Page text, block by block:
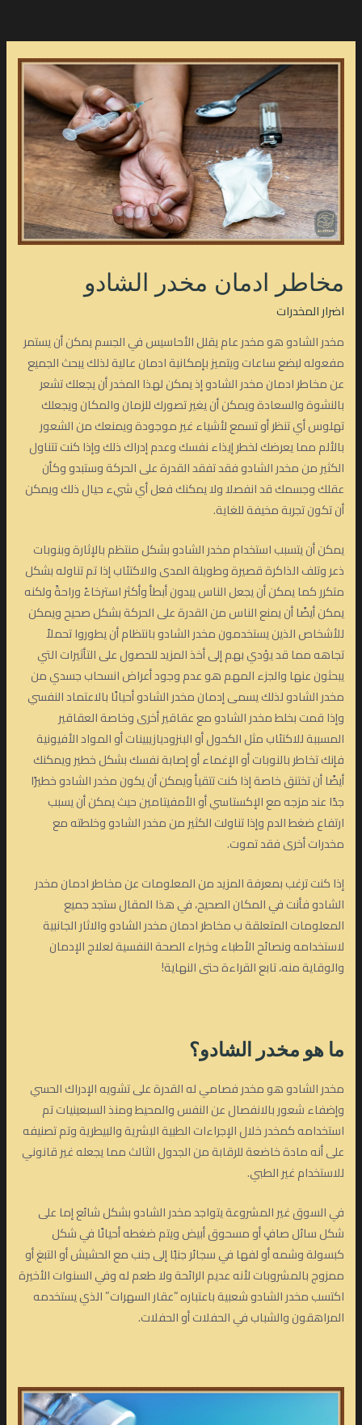
مخاطر ادمان مخدر الشادو
اضرار المخدرات
مخدر الشادو هو مخدر عام يقلل الأحاسيس في الجسم يمكن أن يستمر
مفعوله لبضع ساعات ويتميز بإمكانية ادمان عالية لذلك يبحث الجميع
عن مخاطر ادمان مخدر الشادو إذ يمكن لهذا المخدر أن يجعلك تشعر
بالنشوة والسعادة ويمكن أن يغير تصورك للزمان والمكان ويجعلك
تهلوس أي تنظر أو تسمع لأشياء غير موجودة ويمنعك من الشعور
بالألم مما يعرضك لخطر إيذاء نفسك وعدم إدراك ذلك وإذا كنت تتناول
الكثير من مخدر الشادو فقد تفقد القدرة على الحركة وستبدو وكأن
عقلك وجسمك قد انفصلا ولا يمكنك فعل أي شيء حيال ذلك ويمكن
أن تكون تجربة مخيفة للغاية.
يمكن أن يتسبب استخدام مخدر الشادو بشكل منتظم بالإثارة وبنوبات
ذعر وتلف الذاكرة قصيرة وطويلة المدى والاكتئاب إذا تم تناوله بشكل
متكرر كما يمكن أن يجعل الناس يبدون أبطأ وأكثر استرخاءً وراحةً ولكنه
يمكن أيضًا أن يمنع الناس من القدرة على الحركة بشكل صحيح ويمكن
للأشخاص الذين يستخدمون مخدر الشادو بانتظام أن يطوروا تحملاً
تجاهه مما قد يؤدي بهم إلى أخذ المزيد للحصول على التأثيرات التي
يبحثون عنها والجزء المهم هو عدم وجود أعراض انسحاب جسدي من
مخدر الشادو لذلك يسمى إدمان مخدر الشادو أحيانًا بالاعتماد النفسي
وإذا قمت بخلط مخدر الشادو مع عقاقير أخرى وخاصة العقاقير
المسببة للاكتئاب مثل الكحول أو البنزوديازيبينات أو المواد الأفيونية
فإنك تخاطر بالنوبات أو الإغماء أو إصابة نفسك بشكل خطير ويمكنك
أيضًا أن تختنق خاصة إذا كنت تتقيأ ويمكن أن يكون مخدر الشادو خطيرًا
جدًا عند مزجه مع الإكستاسي أو الأمفيتامين حيث يمكن أن يسبب
ارتفاع ضغط الدم وإذا تناولت الكثير من مخدر الشادو وخلطته مع
مخدرات أخرى فقد تموت.
إذا كنت ترغب بمعرفة المزيد من المعلومات عن مخاطر ادمان مخدر
الشادو فأنت في المكان الصحيح، في هذا المقال ستجد جميع
المعلومات المتعلقة ب مخاطر ادمان مخدر الشادو والاثار الجانبية
لاستخدامه ونصائح الأطباء وخبراء الصحة النفسية لعلاج الإدمان
والوقاية منه، تابع القراءة حتى النهاية!
ما هو مخدر الشادو؟
مخدر الشادو هو مخدر فصامي له القدرة على تشويه الإدراك الحسي
وإضفاء شعور بالانفصال عن النفس والمحيط ومنذ السبعينيات تم
استخدامه كمخدر خلال الإجراءات الطبية البشرية والبيطرية وتم تصنيفه
على أنه مادة خاضعة للرقابة من الجدول الثالث مما يجعله غير قانوني
للاستخدام غير الطبي.
في السوق غير المشروعة يتواجد مخدر الشادو بشكل شائع إما على
شكل سائل صافٍ أو مسحوق أبيض ويتم ضغطه أحيانًا في شكل
كبسولة وشمه أو لفها في سجائر جنبًا إلى جنب مع الحشيش أو التبغ أو
ممزوج بالمشروبات لأنه عديم الرائحة ولا طعم له وفي السنوات الأخيرة
اكتسب مخدر الشادو شعبية باعتباره “عقار السهرات” الذي يستخدمه
المراهقون والشباب في الحفلات أو الحفلات.